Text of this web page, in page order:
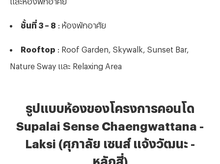
ชั้นที่ 3 – 8 : ห้องพักอาศัย
Rooftop : Roof Garden, Skywalk, Sunset Bar,
Nature Sway และ Relaxing Area
รูปแบบห้องของโครงการคอนโด
Supalai Sense Chaengwattana -
Laksi (ศุภาลัย เซนส์ แจ้งวัฒนะ -
หลักสี่)